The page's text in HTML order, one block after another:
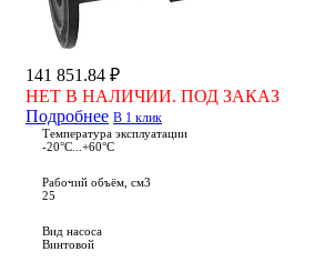
141 851.84 ₽
НЕТ В НАЛИЧИИ. ПОД ЗАКАЗ
Подробнее В 1 клик
Температура эксплуатации
-20°С...+60°С
Рабочий объём, см3
25
Вид насоса
Винтовой